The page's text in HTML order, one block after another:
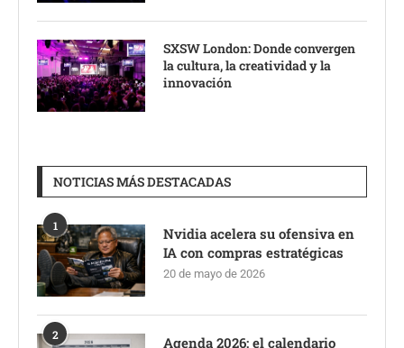
SXSW London: Donde convergen
la cultura, la creatividad y la
innovación
NOTICIAS MÁS DESTACADAS
1
Nvidia acelera su ofensiva en
IA con compras estratégicas
20 de mayo de 2026
2
Agenda 2026: el calendario